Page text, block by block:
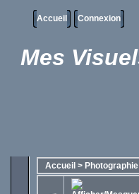
Accueil Connexion
Mes
Accueil > Photographie